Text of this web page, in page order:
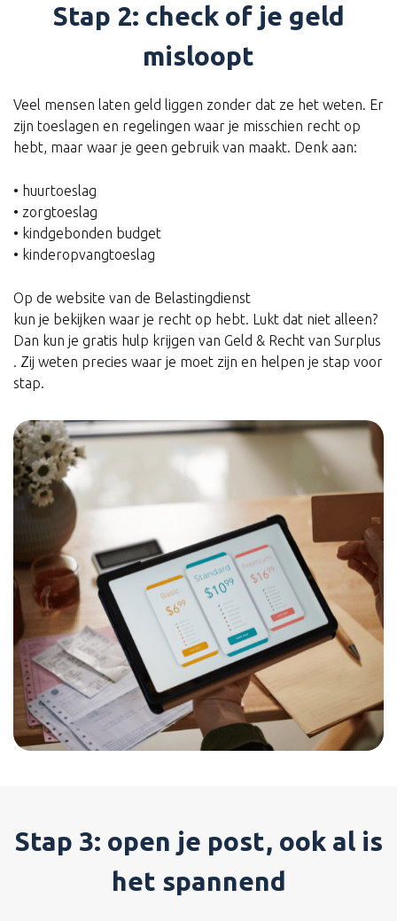
Stap 2: check of je geld
misloopt
Veel mensen laten geld liggen zonder dat ze het weten. Er
zijn toeslagen en regelingen waar je misschien recht op
hebt, maar waar je geen gebruik van maakt. Denk aan:
• huurtoeslag
• zorgtoeslag
• kindgebonden budget
• kinderopvangtoeslag
Op de website van de Belastingdienst
kun je bekijken waar je recht op hebt. Lukt dat niet alleen?
Dan kun je gratis hulp krijgen van Geld & Recht van Surplus
. Zij weten precies waar je moet zijn en helpen je stap voor
stap.
Stap 3: open je post, ook al is
het spannend